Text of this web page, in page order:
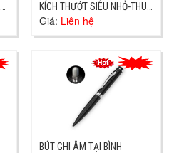
KÍCH THƯỚT SIÊU NHỎ-THU
ÂM TO RÕ
Giá: Liên hệ
BÚT GHI ÂM TẠI BÌNH